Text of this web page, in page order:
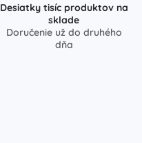
Desiatky tisíc produktov na
sklade
Doručenie už do druhého
dňa